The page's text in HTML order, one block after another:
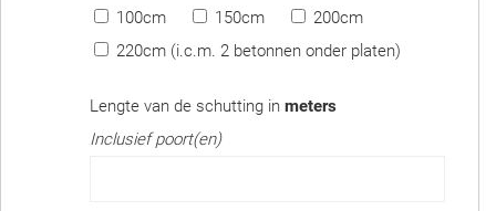
100cm
150cm
200cm
220cm (i.c.m. 2 betonnen onder platen)
Lengte van de schutting in meters
Inclusief poort(en)